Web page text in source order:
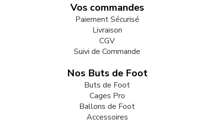
Vos commandes
Paiement Sécurisé
Livraison
CGV
Suivi de Commande
Nos Buts de Foot
Buts de Foot
Cages Pro
Ballons de Foot
Accessoires